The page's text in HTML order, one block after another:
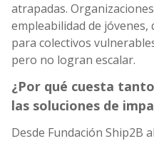
atrapadas.
empleabilidad de
para colectivos
pero no logran escalar.
¿Por qué cuesta
las soluciones de
Desde Fundación Ship2B